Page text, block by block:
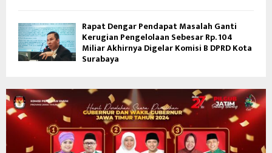
Rapat Dengar Pendapat Masalah Ganti
Kerugian Pengelolaan Sebesar Rp. 104
Miliar Akhirnya Digelar Komisi B DPRD Kota
Surabaya